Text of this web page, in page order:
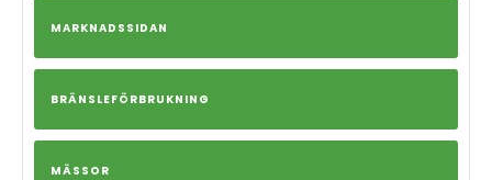
MARKNADSSIDAN
BRÄNSLEFÖRBRUKNING
MÄSSOR